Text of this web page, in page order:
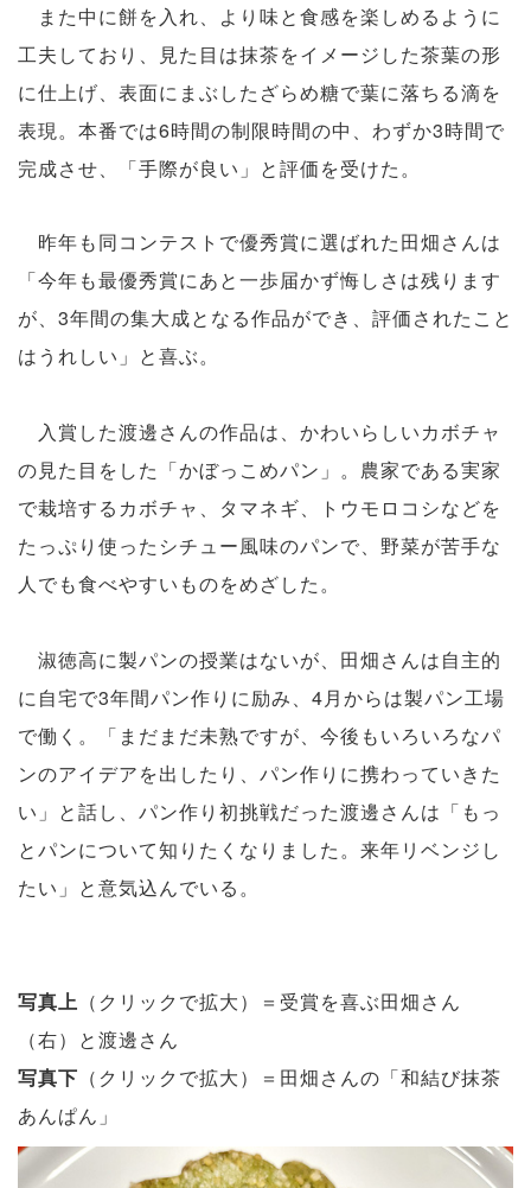
また中に餅を入れ、より味と食感を楽しめるように
工夫しており、見た目は抹茶をイメージした茶葉の形
に仕上げ、表面にまぶしたざらめ糖で葉に落ちる滴を
表現。本番では6時間の制限時間の中、わずか3時間で
完成させ、「手際が良い」と評価を受けた。
昨年も同コンテストで優秀賞に選ばれた田畑さんは
「今年も最優秀賞にあと一歩届かず悔しさは残ります
が、3年間の集大成となる作品ができ、評価されたこと
はうれしい」と喜ぶ。
入賞した渡邊さんの作品は、かわいらしいカボチャ
の見た目をした「かぼっこめパン」。農家である実家
で栽培するカボチャ、タマネギ、トウモロコシなどを
たっぷり使ったシチュー風味のパンで、野菜が苦手な
人でも食べやすいものをめざした。
淑徳高に製パンの授業はないが、田畑さんは自主的
に自宅で3年間パン作りに励み、4月からは製パン工場
で働く。「まだまだ未熟ですが、今後もいろいろなパ
ンのアイデアを出したり、パン作りに携わっていきた
い」と話し、パン作り初挑戦だった渡邊さんは「もっ
とパンについて知りたくなりました。来年リベンジし
たい」と意気込んでいる。
写真上 （クリックで拡大）＝受賞を喜ぶ田畑さん
（右）と渡邊さん
写真下 （クリックで拡大）＝田畑さんの「和結び抹茶
あんぱん」